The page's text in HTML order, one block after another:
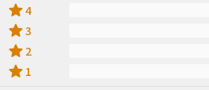
star4
star3
star 2
star 1